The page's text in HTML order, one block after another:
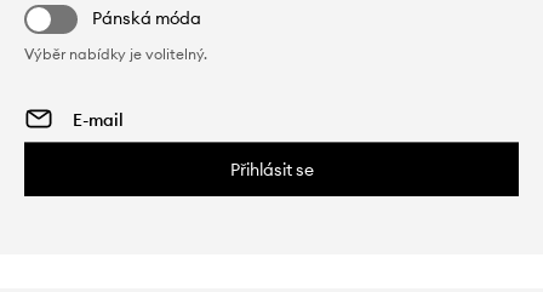
Pánská móda
Výběr nabídky je volitelný.
Přihlásit se